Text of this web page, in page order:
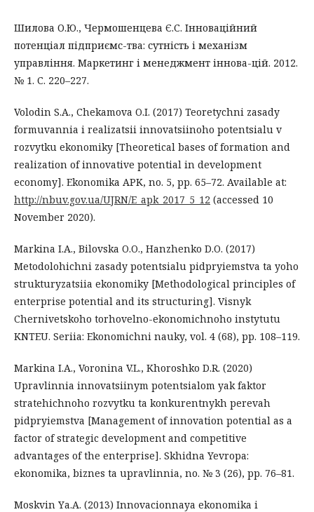
Шилова О.Ю., Чермошенцева Є.С. Інноваційний
потенціал підприємс-тва: сутність і механізм
управління. Маркетинг і менеджмент іннова-цій. 2012.
№ 1. С. 220–227.
Volodin S.A., Chekamova O.I. (2017) Teoretychni zasady
formuvannia i realizatsii innovatsiinoho potentsialu v
rozvytku ekonomiky [Theoretical bases of formation and
realization of innovative potential in development
economy]. Ekonomika APK, no. 5, pp. 65–72. Available at:
http://nbuv.gov.ua/UJRN/E_apk_2017_5_12 (accessed 10
November 2020).
Markina I.A., Bilovska O.O., Hanzhenko D.O. (2017)
Metodolohichni zasady potentsialu pidpryiemstva ta yoho
strukturyzatsiia ekonomiky [Methodological principles of
enterprise potential and its structuring]. Visnyk
Chernivetskoho torhovelno-ekonomichnoho instytutu
KNTEU. Seriia: Ekonomichni nauky, vol. 4 (68), pp. 108–119.
Markina I.A., Voronina V.L., Khoroshko D.R. (2020)
Upravlinnia innovatsiinym potentsialom yak faktor
stratehichnoho rozvytku ta konkurentnykh perevah
pidpryiemstva [Management of innovation potential as a
factor of strategic development and competitive
advantages of the enterprise]. Skhidna Yevropa:
ekonomika, biznes ta upravlinnia, no. № 3 (26), pp. 76–81.
Moskvin Yа.A. (2013) Innovacionnaya ekonomika i